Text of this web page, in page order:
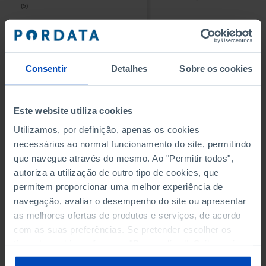
Consentir Detalhes Sobre os cookies
Este website utiliza cookies
Utilizamos, por definição, apenas os cookies
necessários ao normal funcionamento do site, permitindo
que navegue através do mesmo. Ao "Permitir todos",
autoriza a utilização de outro tipo de cookies, que
permitem proporcionar uma melhor experiência de
navegação, avaliar o desempenho do site ou apresentar
as melhores ofertas de produtos e serviços, de acordo
com as suas preferências. Se pretender escolher os
sobre cookies através da gestão de preferências ou da
(5)
(5)
PESSOAL AO SERVIÇO NAS
PESSOAL AO SERVIÇO NAS
DO MUNICÍPIO (%)
Empresas não financeiras
DO MUNICÍPIO (%)
Empresas não financeiras
VOLUME DE NEGÓCIOS DAS
QUATRO MAIORES EMPRESAS
DO MUNICÍPIO (%)
VOLUME DE NEGÓCIOS DAS
QUATRO MAIORES EMPRESAS
DO MUNICÍPIO (%)
-
BANCOS, CAIXAS ECONÓMICAS
BANCOS, CAIXAS ECONÓMICAS
CAIXAS DE CRÉDITO AGRÍCOLA
CAIXAS DE CRÉDITO AGRÍCOLA